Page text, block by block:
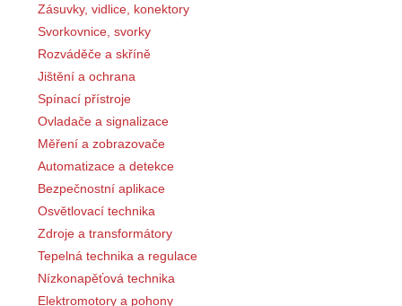
Zásuvky, vidlice, konektory
Svorkovnice, svorky
Rozváděče a skříně
Jištění a ochrana
Spínací přístroje
Ovladače a signalizace
Měření a zobrazovače
Automatizace a detekce
Bezpečnostní aplikace
Osvětlovací technika
Zdroje a transformátory
Tepelná technika a regulace
Nízkonapěťová technika
Elektromotory a pohony